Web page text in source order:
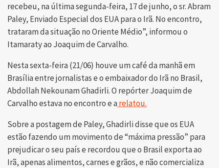
recebeu, na última segunda-feira, 17 de junho, o sr. Abram
Paley, Enviado Especial dos EUA para o Irã. No encontro,
trataram da situação no Oriente Médio”, informou o
Itamaraty ao Joaquim de Carvalho.
Nesta sexta-feira (21/06) houve um café da manhã em
Brasília entre jornalistas e o embaixador do Irã no Brasil,
Abdollah Nekounam Ghadirli. O repórter Joaquim de
Carvalho estava no encontro e arelatou.
Sobre a postagem de Paley, Ghadirli disse que os EUA
estão fazendo um movimento de “máxima pressão” para
prejudicar o seu país e recordou que o Brasil exporta ao
Irã, apenas alimentos, carnes e grãos, e não comercializa